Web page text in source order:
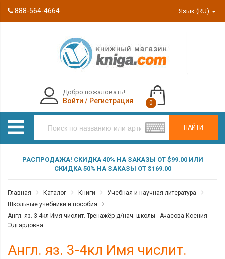
888-564-4664 Язык (RU)
НАЙТИ
Добро пожаловать!
Войти / Регистрация 0
РАСПРОДАЖА! СКИДКА 40% НА ЗАКАЗЫ ОТ $99.00 ИЛИ
СКИДКА 50% НА ЗАКАЗЫ ОТ $169.00
Главная Каталог Книги
Учебная и научная литература
Школьные учебники и пособия
Англ. яз. 3-4кл Имя числит. Тренажёр д/нач. школы - Ачасова Ксения
Эдгардовна
Англ. яз. 3-4кл Имя числит.